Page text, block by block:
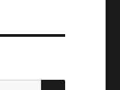
SUCHEN